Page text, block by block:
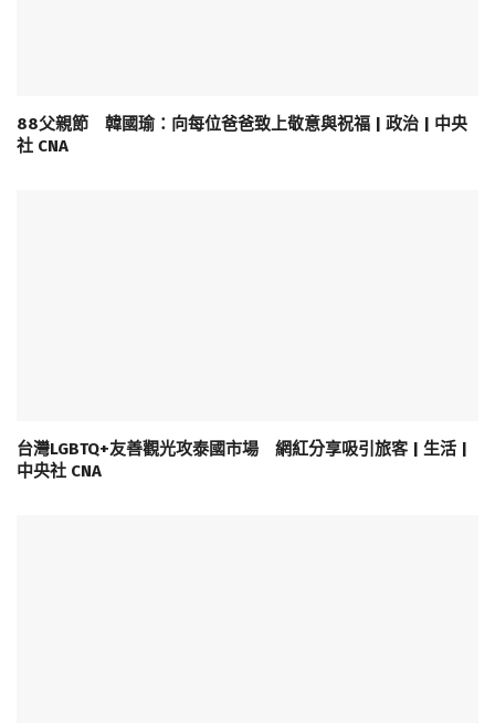
88父親節 韓國瑜：向每位爸爸致上敬意與祝福 | 政治 | 中央
社 CNA
台灣LGBTQ+友善觀光攻泰國市場 網紅分享吸引旅客 | 生活 |
中央社 CNA